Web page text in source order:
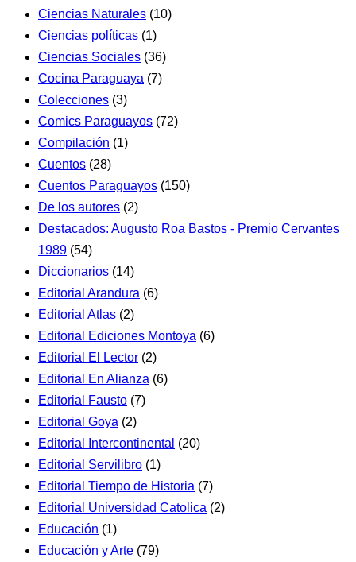
Ciencias Naturales (10)
Ciencias políticas (1)
Ciencias Sociales (36)
Cocina Paraguaya (7)
Colecciones (3)
Comics Paraguayos (72)
Compilación (1)
Cuentos (28)
Cuentos Paraguayos (150)
De los autores (2)
Destacados: Augusto Roa Bastos - Premio Cervantes
1989 (54)
Diccionarios (14)
Editorial Arandura (6)
Editorial Atlas (2)
Editorial Ediciones Montoya (6)
Editorial El Lector (2)
Editorial En Alianza (6)
Editorial Fausto (7)
Editorial Goya (2)
Editorial Intercontinental (20)
Editorial Servilibro (1)
Editorial Tiempo de Historia (7)
Editorial Universidad Catolica (2)
Educación (1)
Educación y Arte (79)